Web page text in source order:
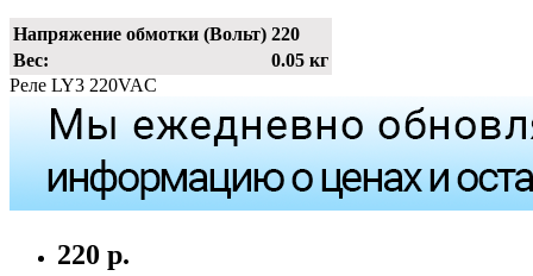
Напряжение обмотки (Вольт) 220
Вес:
0.05 кг
Реле LY3 220VAC
220 р.